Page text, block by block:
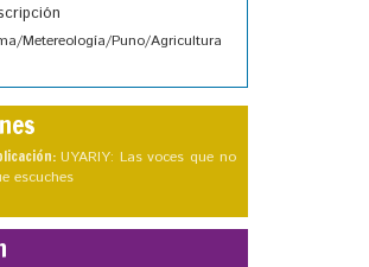
Metereología/Puno/Agricultura
UYARIY: Las voces que no
escuches